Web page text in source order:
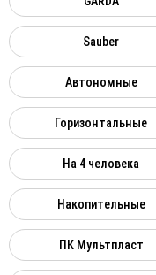
Sauber
Автономные
Горизонтальные
На 4 человека
Накопительные
ПК Мультпласт